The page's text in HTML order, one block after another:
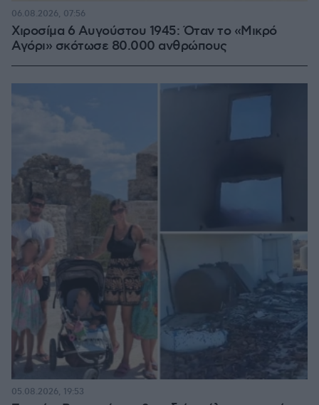
Χιροσίμα 6 Αυγούστου 1945: Όταν το «Μικρό
Αγόρι» σκότωσε 80.000 ανθρώπους
06.08.2026, 07:56
05.08.2026, 19:53